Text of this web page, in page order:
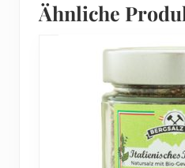
Ähnliche